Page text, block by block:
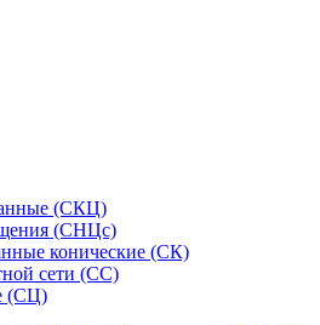
(СКЦ)
(СНЦс)
конические (СК)
сети (СС)
(СЦ)